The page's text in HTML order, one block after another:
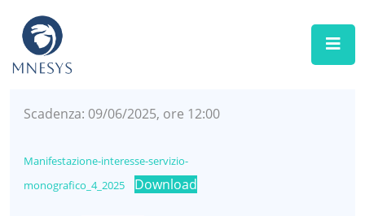
MNESYS
Scadenza: 09/06/2025, ore 12:00
Manifestazione-interesse-servizio-
monografico_4_2025
Download